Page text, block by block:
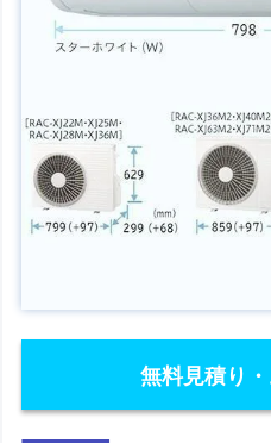
無料見積り